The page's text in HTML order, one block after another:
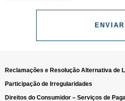
ENVIAR
Reclamações e Resolução Alternativa de
Participação de Irregularidades
Direitos do Consumidor – Serviços de